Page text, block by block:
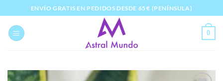
al
contenido
ENVÍO GRATIS EN PEDIDOS DESDE 65 € (PENÍNSULA)
0